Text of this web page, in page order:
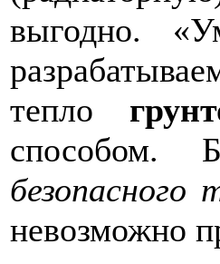
выгодно.
тепло
безопасного
невозможно